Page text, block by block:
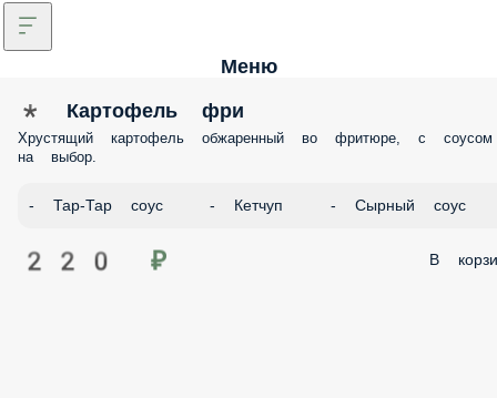
Меню
* Картофель фри
Хрустящий картофель обжаренный во фритюре, с соусом
на выбор.
- Тар-Тар соус - Кетчуп - Сырный соус
220 ₽ В